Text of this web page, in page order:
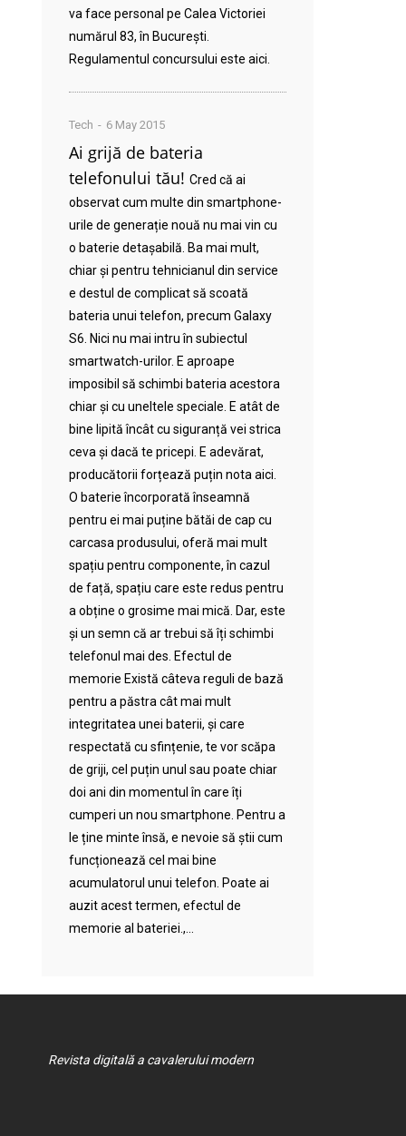
va face personal pe Calea Victoriei
numărul 83, în București.
Regulamentul concursului este aici.
Tech 6 May 2015
Ai grijă de bateria
telefonului tău! Cred că ai
observat cum multe din smartphone-
urile de generație nouă nu mai vin cu
o baterie detașabilă. Ba mai mult,
chiar și pentru tehnicianul din service
e destul de complicat să scoată
bateria unui telefon, precum Galaxy
S6. Nici nu mai intru în subiectul
smartwatch-urilor. E aproape
imposibil să schimbi bateria acestora
chiar și cu uneltele speciale. E atât de
bine lipită încât cu siguranță vei strica
ceva și dacă te pricepi. E adevărat,
producătorii forțează puțin nota aici.
O baterie încorporată înseamnă
pentru ei mai puține bătăi de cap cu
carcasa produsului, oferă mai mult
spațiu pentru componente, în cazul
de față, spațiu care este redus pentru
a obține o grosime mai mică. Dar, este
și un semn că ar trebui să îți schimbi
telefonul mai des. Efectul de
memorie Există câteva reguli de bază
pentru a păstra cât mai mult
integritatea unei baterii, și care
respectată cu sfințenie, te vor scăpa
de griji, cel puțin unul sau poate chiar
doi ani din momentul în care îți
cumperi un nou smartphone. Pentru a
le ține minte însă, e nevoie să știi cum
funcționează cel mai bine
acumulatorul unui telefon. Poate ai
auzit acest termen, efectul de
memorie al bateriei.,...
Revista digitală a cavalerului modern